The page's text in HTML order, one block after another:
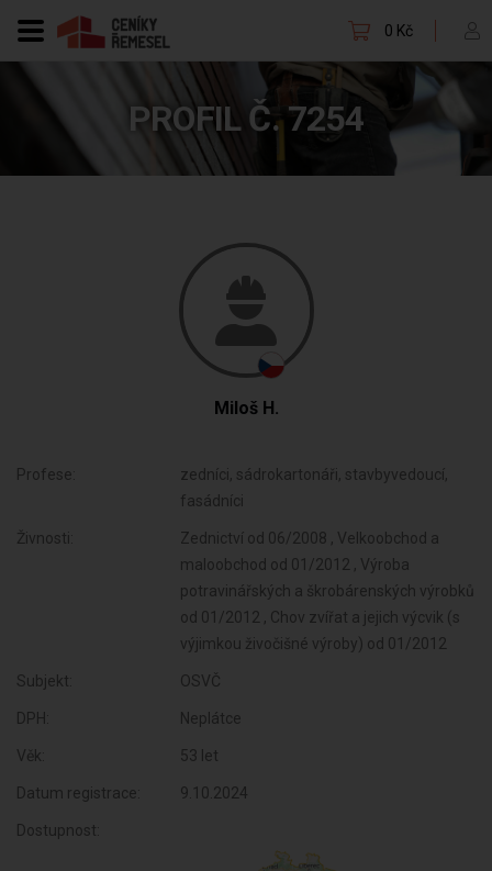
0 Kč
PROFIL Č. 7254
Miloš H.
Profese:
zedníci, sádrokartonáři, stavbyvedoucí,
fasádníci
Živnosti:
Zednictví od 06/2008 , Velkoobchod a
maloobchod od 01/2012 , Výroba
potravinářských a škrobárenských výrobků
od 01/2012 , Chov zvířat a jejich výcvik (s
výjimkou živočišné výroby) od 01/2012
Subjekt: OSVČ
DPH: Neplátce
Věk: 53 let
Datum registrace: 9.10.2024
Dostupnost: